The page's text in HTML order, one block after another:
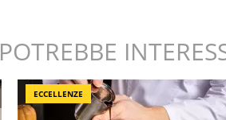
POTREBBE
ECCELLENZE